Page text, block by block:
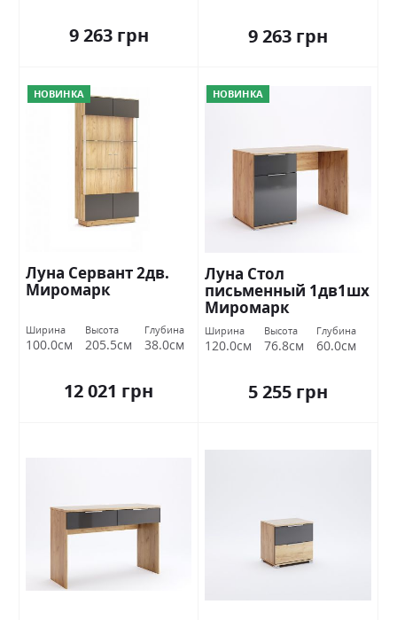
9 263 грн 9 263 грн
НОВИНКА
Луна Сервант 2дв.
Миромарк
Ширина
100.0см
Высота
205.5см
Глубина
38.0см
12 021 грн
НОВИНКА
Луна Стол
письменный 1дв1шх
Миромарк
Ширина
120.0см
Высота
76.8см
Глубина
60.0см
5 255 грн